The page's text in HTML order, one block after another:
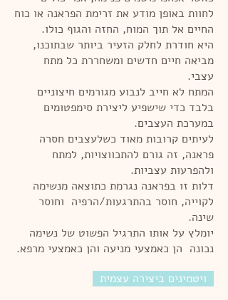
לחוות באופן מודע את זרימת הפראנה או כוח
החיים אל תוך המוח, החזה והגוף כולו.
היא חודרת לחלק הזעיר ביותר שבתוכנו,
מביאה חיים חדשים ומשחררת כל מתח
עצבי.
המתח לא חייב לנבוע מגורמים חיצוניים
בלבד כדי שישפיע ליצירת סימפטומים
במערכת העצבים.
לעיתים קרובות מאוד כשלעצבים חסרה
פראנה, זה גורם להתכווצויות, למתח
ולהפרעות עצביות.
דלות זו בפראנה נגרמת כתוצאה מנשימה
לקוייה, חוסר בהתרגעות/הרפיה וחוסר
שינה.
יומלץ על אותו התרגיל הפשוט של נשימה
נכונה הן כאמצעי מניעה והן כאמצעי מרפא.
ויטמינים ביצירה עצמית